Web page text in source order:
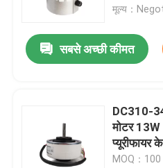
मूल्य：
सबसे अच्छी कीमत
DC310-
मोटर
प्यूरीफायर
MOQ：100